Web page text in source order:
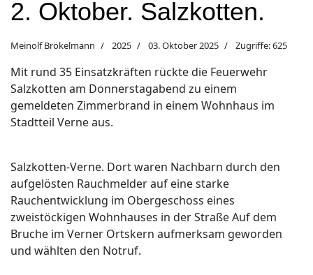
2. Oktober. Salzkotten.
Meinolf Brökelmann 2025 03. Oktober 2025 Zugriffe: 625
Mit rund 35 Einsatzkräften rückte die Feuerwehr
Salzkotten am Donnerstagabend zu einem
gemeldeten Zimmerbrand in einem Wohnhaus im
Stadtteil Verne aus.
Salzkotten-Verne. Dort waren Nachbarn durch den
aufgelösten Rauchmelder auf eine starke
Rauchentwicklung im Obergeschoss eines
zweistöckigen Wohnhauses in der Straße Auf dem
Bruche im Verner Ortskern aufmerksam geworden
und wählten den Notruf.